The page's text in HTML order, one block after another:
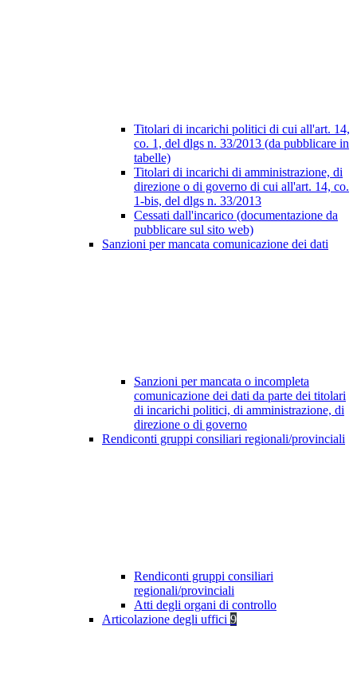
Titolari di incarichi politici di cui all'art. 14,
co. 1, del dlgs n. 33/2013 (da pubblicare in
tabelle)
Titolari di incarichi di amministrazione, di
direzione o di governo di cui all'art. 14, co.
1-bis, del dlgs n. 33/2013
Cessati dall'incarico (documentazione da
pubblicare sul sito web)
Sanzioni per mancata comunicazione dei dati
Sanzioni per mancata o incompleta
comunicazione dei dati da parte dei titolari
di incarichi politici, di amministrazione, di
direzione o di governo
Rendiconti gruppi consiliari regionali/provinciali
Rendiconti gruppi consiliari
regionali/provinciali
Atti degli organi di controllo
Articolazione degli uffici 9